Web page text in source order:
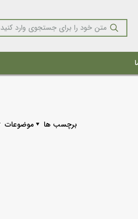
موضوعات برچسب ها